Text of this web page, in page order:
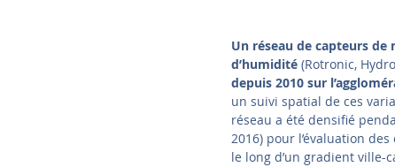
Un réseau de capteurs
d’humidité(Rotronic,
depuis 2010 sur
un suivi spatial de ces
réseau a été densifié
2016) pour l’évaluation
le long d’un gradient ville-